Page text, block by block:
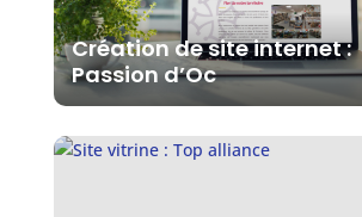
Création de site internet :
Passion d’Oc